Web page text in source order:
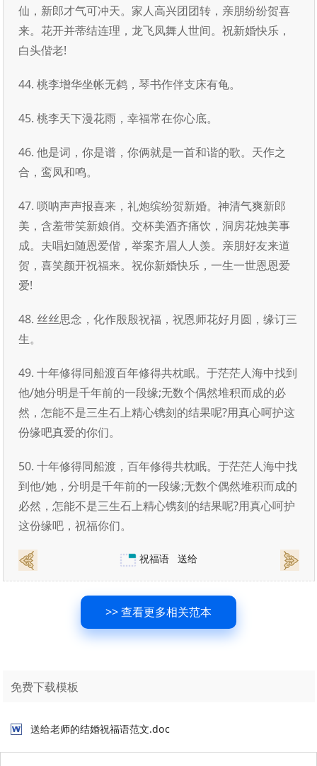
仙，新郎才气可冲天。家人高兴团团转，亲朋纷纷贺喜
来。花开并蒂结连理，龙飞凤舞人世间。祝新婚快乐，
白头偕老!
44. 桃李增华坐帐无鹤，琴书作伴支床有龟。
45. 桃李天下漫花雨，幸福常在你心底。
46. 他是词，你是谱，你俩就是一首和谐的歌。天作之
合，鸾凤和鸣。
47. 唢呐声声报喜来，礼炮缤纷贺新婚。神清气爽新郎
美，含羞带笑新娘俏。交杯美酒齐痛饮，洞房花烛美事
成。夫唱妇随恩爱偕，举案齐眉人人羡。亲朋好友来道
贺，喜笑颜开祝福来。祝你新婚快乐，一生一世恩恩爱
爱!
48. 丝丝思念，化作殷殷祝福，祝恩师花好月圆，缘订三
生。
49. 十年修得同船渡百年修得共枕眠。于茫茫人海中找到
他/她分明是千年前的一段缘;无数个偶然堆积而成的必
然，怎能不是三生石上精心镌刻的结果呢?用真心呵护这
份缘吧真爱的你们。
50. 十年修得同船渡，百年修得共枕眠。于茫茫人海中找
到他/她，分明是千年前的一段缘;无数个偶然堆积而成的
必然，怎能不是三生石上精心镌刻的结果呢?用真心呵护
这份缘吧，祝福你们。
祝福语 送给
>> 查看更多相关范本
免费下载模板
送给老师的结婚祝福语范文.doc